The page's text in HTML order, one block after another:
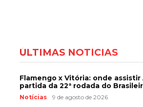
ÚLTIMAS NOTÍCIAS
Flamengo x Vitória: onde assistir
partida da 22ª rodada do
Notícias 9 de agosto de 2026